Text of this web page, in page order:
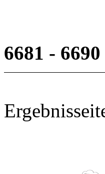
6681 -